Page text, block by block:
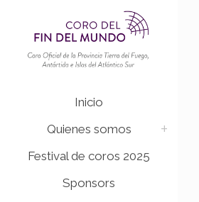
Inicio
Quienes somos
Festival de coros 2025
Sponsors